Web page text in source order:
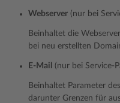
Webserver (nur bei
Beinhaltet die
bei neu erstellten
E-Mail (nur bei Service-
Beinhaltet Parameter
darunter Grenzen für